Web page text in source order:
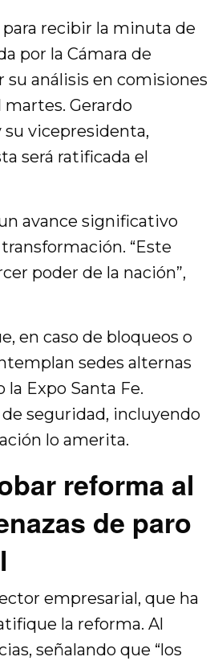
para recibir la minuta de
por la Cámara de
análisis en comisiones
Gerardo
su vicepresidenta,
será ratificada el
avance significativo
“Este
poder de la nación”,
en caso de bloqueos o
sedes alternas
Expo Santa Fe.
seguridad, incluyendo
lo amerita.
reforma al
de paro
empresarial, que ha
la reforma. Al
señalando que “los